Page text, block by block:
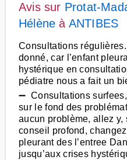
Avis sur Protat-
Hélène à ANTIBES
Consultations
donné, car l’enfant
hystérique en
pédiatre nous a fait un
➖ Consultations
sur le fond des
aucun problème, allez
conseil profond,
pleurant des l’entree
jusqu’aux crises